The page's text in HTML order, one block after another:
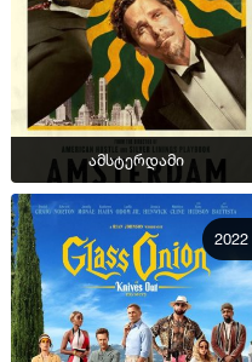
ამსტერდამი
2022